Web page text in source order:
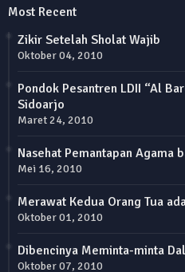
Most Recent
Zikir Setelah Sholat Wajib
Oktober 04, 2010
Pondok Pesantren LDII “Al
Sidoarjo
Maret 24, 2010
Nasehat Pemantapan Agama
Mei 16, 2010
Merawat Kedua Orang Tua
Oktober 01, 2010
Dibencinya Meminta-minta
Oktober 07, 2010